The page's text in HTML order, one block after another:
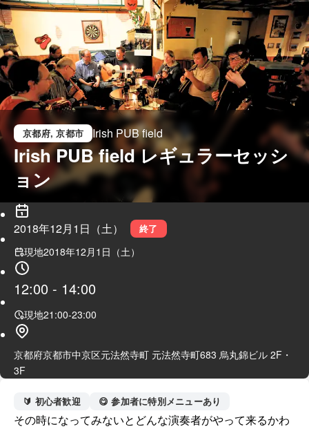
京都府, 京都市 Irish PUB field
Irish PUB field レギュラーセッシ
ョン
2018年12月1日（土） 終了
現地2018年12月1日（土）
12:00 - 14:00
現地21:00-23:00
京都府京都市中京区元法然寺町 元法然寺町683 烏丸錦ビル 2F・
3F
🔰 初心者歓迎 😋 参加者に特別メニューあり
その時になってみないとどんな演奏者がやって来るかわ